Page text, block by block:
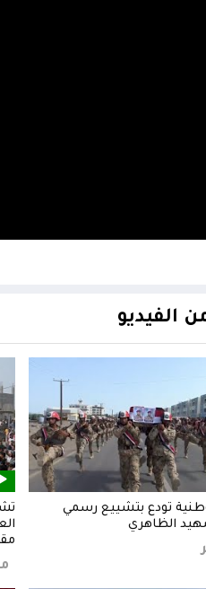
الفيديو
تودع بتشييع رسمي
الظاهري